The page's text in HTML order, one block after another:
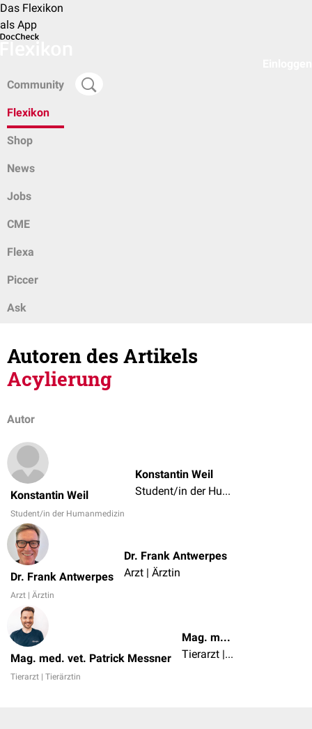
Das Flexikon
als App
Community
Flexikon
Shop
News
Jobs
CME
Flexa
Piccer
Ask
Autoren des Artikels
Acylierung
Autor
Konstantin Weil
Student/in der Humanmedizin
Konstantin Weil
Student/in der Humanmedizin
Dr. Frank Antwerpes
Arzt | Ärztin
Dr. Frank Antwerpes
Arzt | Ärztin
Mag. med. vet. Patrick Messner
Tierarzt | Tierärztin
Mag. med. vet. Patrick Messner
Tierarzt | Tierärztin